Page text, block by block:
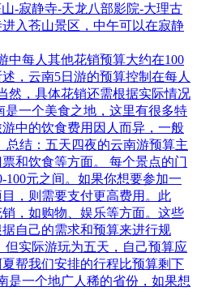
-寂静寺-天龙八部影院-大理古
入苍山景区，中午可以在寂静
中每人其他花销预算大约在100
，云南5日游的预算控制在每人
然，具体花销还需根据实际情况
是一个美食之地，这里有很多特
中的饮食费用因人而异，一般
总结：五天四夜的云南游预算主
和饮食等方面。 每个景点的门
100元之间。如果你想要参加一
，则需要支付更高费用。此
，如购物、娱乐等方面。这些
自己的需求和预算来进行规
但实际游玩为五天，自己预算应
帮我们安排的行程比预算剩下
是一个地广人稀的省份，如果想